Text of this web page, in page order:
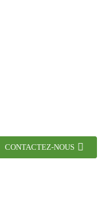
CONTACTEZ-NOUS